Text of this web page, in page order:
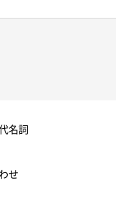
名詞
せ